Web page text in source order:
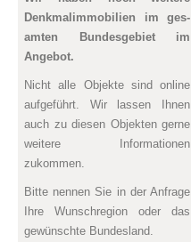
Denkmal­immobilien im ges­
amten Bundesgebiet im
Angebot.
Nicht alle Objekte sind online
aufgeführt. Wir lassen Ihnen
auch zu diesen Objekten gerne
weitere Informationen
zukommen.
Bitte nennen Sie in der Anfrage
Ihre Wunschregion oder das
gewünschte Bundesland.